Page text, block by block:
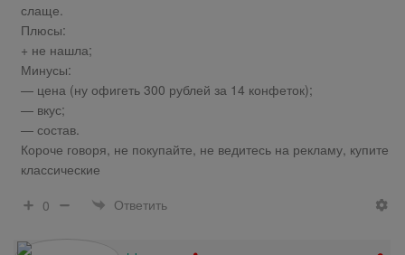
слаще.
Плюсы:
+ не нашла;
Минусы:
— цена (ну офигеть 300 рублей за 14 конфеток);
— вкус;
— состав.
Короче говоря, не покупайте, не ведитесь на рекламу, купите
классические
0
Ответить